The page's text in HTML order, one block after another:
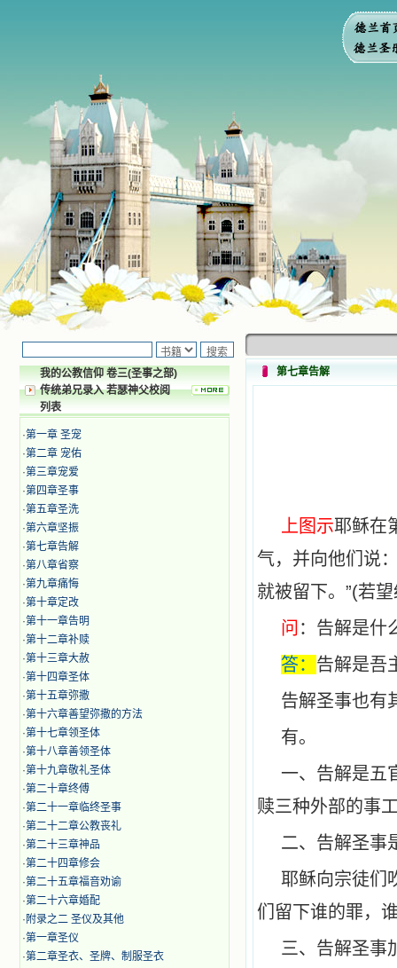
我的公教信仰 卷三(圣事之部)
传统弟兄录入 若瑟神父校阅
列表
·第一章 圣宠
·第二章 宠佑
·第三章宠爱
·第四章圣事
·第五章圣洗
·第六章坚振
·第七章告解
·第八章省察
·第九章痛悔
·第十章定改
·第十一章告明
·第十二章补赎
·第十三章大赦
·第十四章圣体
·第十五章弥撒
·第十六章善望弥撒的方法
·第十七章领圣体
·第十八章善领圣体
·第十九章敬礼圣体
·第二十章终傅
·第二十一章临终圣事
·第二十二章公教丧礼
·第二十三章神品
·第二十四章修会
·第二十五章福音劝谕
·第二十六章婚配
· 附录之二 圣仪及其他
·第一章圣仪
·第二章圣衣、圣牌、制服圣衣
第七章告解
上图示耶稣在
气，并向他们说
就被留下。”(若
问 ：告解是什
答： 告解是吾
告解圣事也有
有。
一、告解是五
赎三种外部的事
二、告解圣事
耶稣向宗徒们
们留下谁的罪，
三、告解圣事